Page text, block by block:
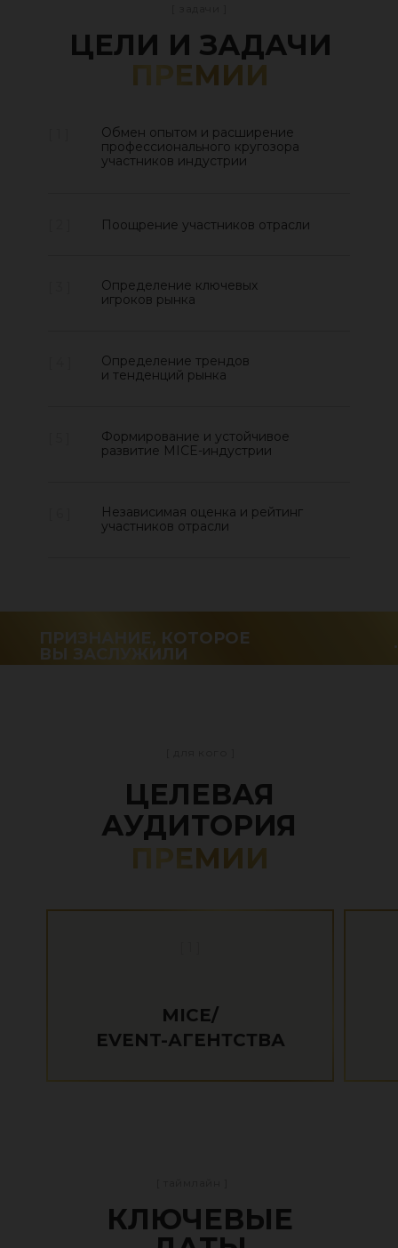
ЦЕЛИ И ЗАДАЧИ
ПРЕМИИ
Обмен опытом и расширение
профессионального кругозора
участников индустрии
Поощрение участников отрасли
Определение ключевых
игроков рынка
Определение трендов
и тенденций рынка
Формирование и устойчивое
развитие MICE-индустрии
Независимая оценка и рейтинг
участников отрасли
ПРИЗНАНИЕ, КОТОРОЕ
ВЫ ЗАСЛУЖИЛИ
ЦЕЛЕВАЯ
АУДИТОРИЯ
ПРЕМИИ
MICE/
EVENT-АГЕНТСТВА
КЛЮЧЕВЫЕ